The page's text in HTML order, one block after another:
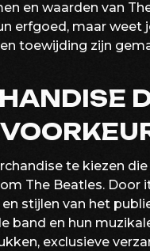
en waarden van
erfgoed, maar weet
toewijding zijn
te kiezen
The Beatles.
stijlen van het
band en hun
exclusieve